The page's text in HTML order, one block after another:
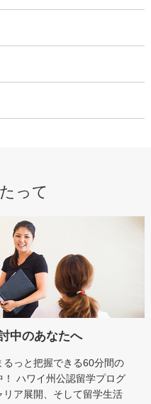
って
中のあなたへ
っと把握できる60分間の
！ ハワイ州公認留学プログ
ア展開、そして留学生活